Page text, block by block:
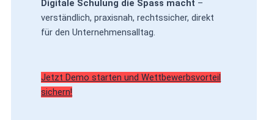
Digitale Schulung die Spass macht –
verständlich, praxisnah, rechtssicher, direkt
für den Unternehmensalltag.
Jetzt Demo starten und Wettbewerbsvorteil
sichern!